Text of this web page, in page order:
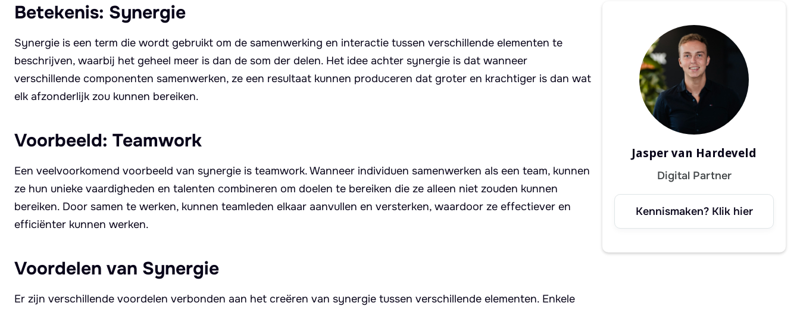
Betekenis: Synergie
Synergie is een term die wordt gebruikt om de samenwerking en interactie tussen verschillende elementen te
beschrijven, waarbij het geheel meer is dan de som der delen. Het idee achter synergie is dat wanneer
verschillende componenten samenwerken, ze een resultaat kunnen produceren dat groter en krachtiger is dan wat
elk afzonderlijk zou kunnen bereiken.
Voorbeeld: Teamwork
Een veelvoorkomend voorbeeld van synergie is teamwork. Wanneer individuen samenwerken als een team, kunnen
ze hun unieke vaardigheden en talenten combineren om doelen te bereiken die ze alleen niet zouden kunnen
bereiken. Door samen te werken, kunnen teamleden elkaar aanvullen en versterken, waardoor ze effectiever en
efficiënter kunnen werken.
Voordelen van Synergie
Er zijn verschillende voordelen verbonden aan het creëren van synergie tussen verschillende elementen. Enkele
Jasper van Hardeveld
Digital Partner
Kennismaken? Klik hier